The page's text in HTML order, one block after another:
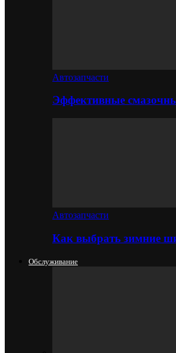
Автозапчасти
Эффективные
Автозапчасти
Как выбрать зимние
Обслуживание